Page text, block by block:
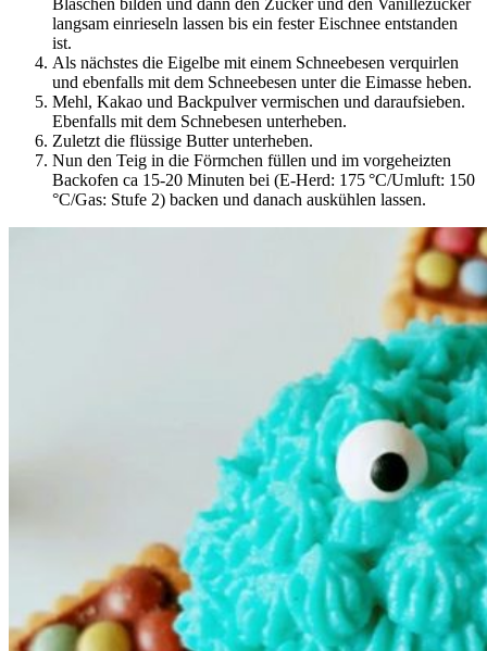
Bläschen bilden und dann den Zucker und den Vanillezucker
langsam einrieseln lassen bis ein fester Eischnee entstanden
ist.
Als nächstes die Eigelbe mit einem Schneebesen verquirlen
und ebenfalls mit dem Schneebesen unter die Eimasse heben.
Mehl, Kakao und Backpulver vermischen und daraufsieben.
Ebenfalls mit dem Schnebesen unterheben.
Zuletzt die flüssige Butter unterheben.
Nun den Teig in die Förmchen füllen und im vorgeheizten
Backofen ca 15-20 Minuten bei (E-Herd: 175 °C/Umluft: 150
°C/Gas: Stufe 2) backen und danach auskühlen lassen.